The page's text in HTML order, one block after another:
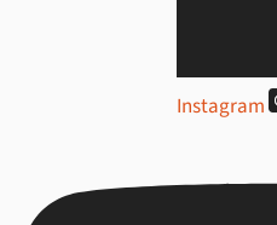
Instagram